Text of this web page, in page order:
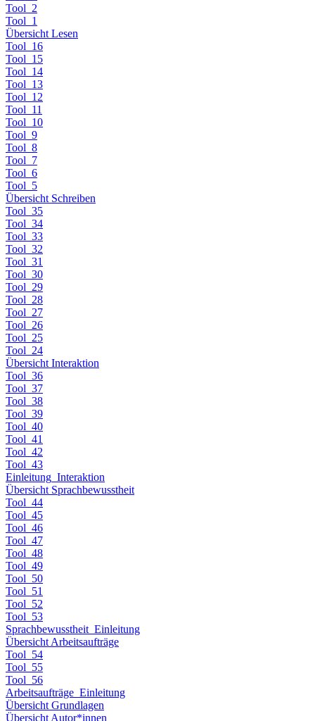
Tool_2
Tool_1
Übersicht Lesen
Tool_16
Tool_15
Tool_14
Tool_13
Tool_12
Tool_11
Tool_10
Tool_9
Tool_8
Tool_7
Tool_6
Tool_5
Übersicht Schreiben
Tool_35
Tool_34
Tool_33
Tool_32
Tool_31
Tool_30
Tool_29
Tool_28
Tool_27
Tool_26
Tool_25
Tool_24
Übersicht Interaktion
Tool_36
Tool_37
Tool_38
Tool_39
Tool_40
Tool_41
Tool_42
Tool_43
Einleitung_Interaktion
Übersicht Sprachbewusstheit
Tool_44
Tool_45
Tool_46
Tool_47
Tool_48
Tool_49
Tool_50
Tool_51
Tool_52
Tool_53
Sprachbewusstheit_Einleitung
Übersicht Arbeitsaufträge
Tool_54
Tool_55
Tool_56
Arbeitsaufträge_Einleitung
Übersicht Grundlagen
Übersicht Autor*innen